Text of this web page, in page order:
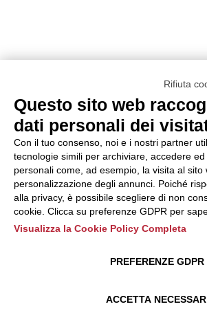
Rifiuta
Questo sito web
dati personali dei
Con il tuo consenso, noi e i nostri partner
tecnologie simili per archiviare, accedere
personali come, ad esempio, la visita al sito
personalizzazione degli annunci. Poiché
alla privacy, è possibile scegliere di non
cookie. Clicca su preferenze GDPR per
Visualizza la Cookie Policy Completa
ACCETTA
PREFERENZE GDPR